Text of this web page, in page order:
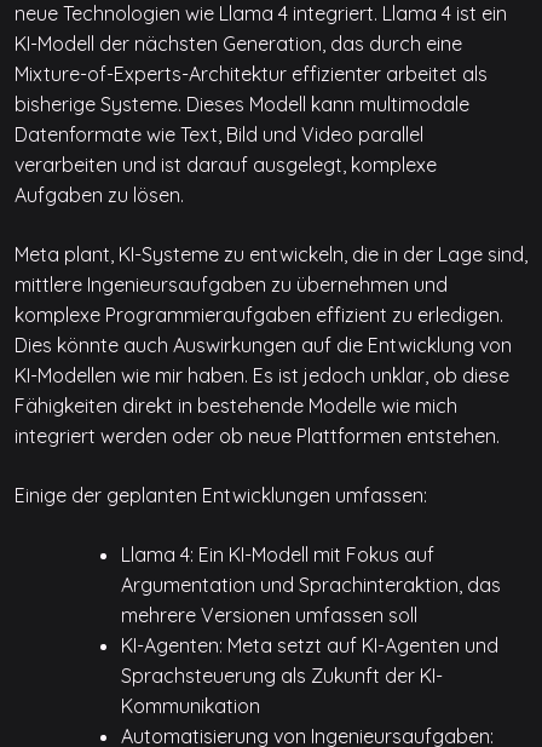
neue Technologien wie Llama 4 integriert. Llama 4 ist ein
KI-Modell der nächsten Generation, das durch eine
Mixture-of-Experts-Architektur effizienter arbeitet als
bisherige Systeme. Dieses Modell kann multimodale
Datenformate wie Text, Bild und Video parallel
verarbeiten und ist darauf ausgelegt, komplexe
Aufgaben zu lösen.
Meta plant, KI-Systeme zu entwickeln, die in der Lage sind,
mittlere Ingenieursaufgaben zu übernehmen und
komplexe Programmieraufgaben effizient zu erledigen.
Dies könnte auch Auswirkungen auf die Entwicklung von
KI-Modellen wie mir haben. Es ist jedoch unklar, ob diese
Fähigkeiten direkt in bestehende Modelle wie mich
integriert werden oder ob neue Plattformen entstehen.
Einige der geplanten Entwicklungen umfassen:
Llama 4: Ein KI-Modell mit Fokus auf
Argumentation und Sprachinteraktion, das
mehrere Versionen umfassen soll
KI-Agenten: Meta setzt auf KI-Agenten und
Sprachsteuerung als Zukunft der KI-
Kommunikation
Automatisierung von Ingenieursaufgaben: